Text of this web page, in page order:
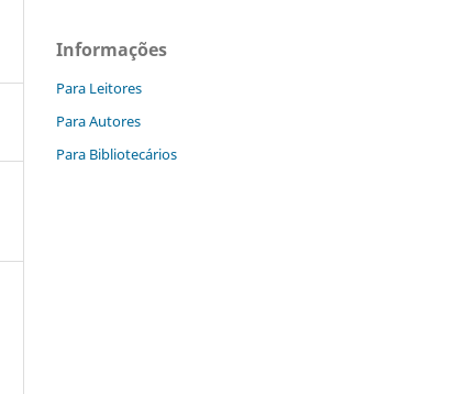
Informações
Para Leitores
Para Autores
Para Bibliotecários